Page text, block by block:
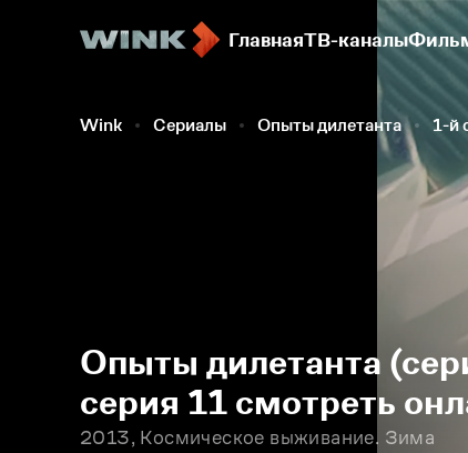
ГлавнаяТВ-каналы
Wink Сериалы Опыты дилетанта 1-й
Опыты дилетанта
серия 11 смотреть
2013, Космическое выживание. Зима